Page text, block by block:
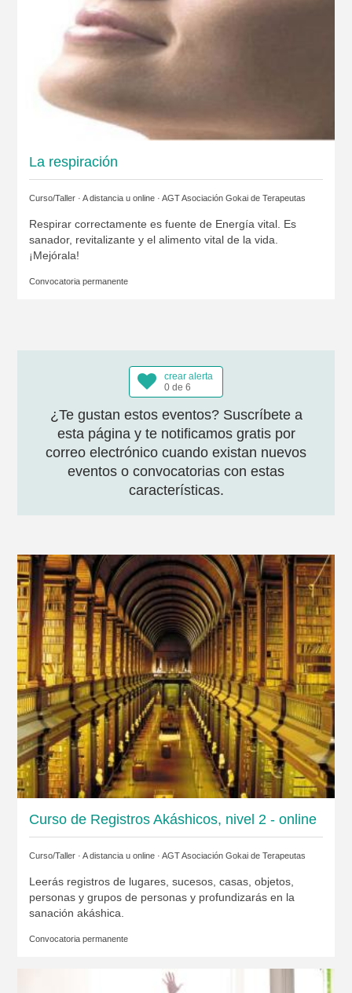
La respiración
Curso/Taller · A distancia u online · AGT Asociación Gokai de Terapeutas
Respirar correctamente es fuente de Energía vital. Es
sanador, revitalizante y el alimento vital de la vida.
¡Mejórala!
Convocatoria permanente
crear alerta
0 de 6
¿Te gustan estos eventos? Suscríbete a
esta página y te notificamos gratis por
correo electrónico cuando existan nuevos
eventos o convocatorias con estas
características.
Curso de Registros Akáshicos, nivel 2 - online
Curso/Taller · A distancia u online · AGT Asociación Gokai de Terapeutas
Leerás registros de lugares, sucesos, casas, objetos,
personas y grupos de personas y profundizarás en la
sanación akáshica.
Convocatoria permanente